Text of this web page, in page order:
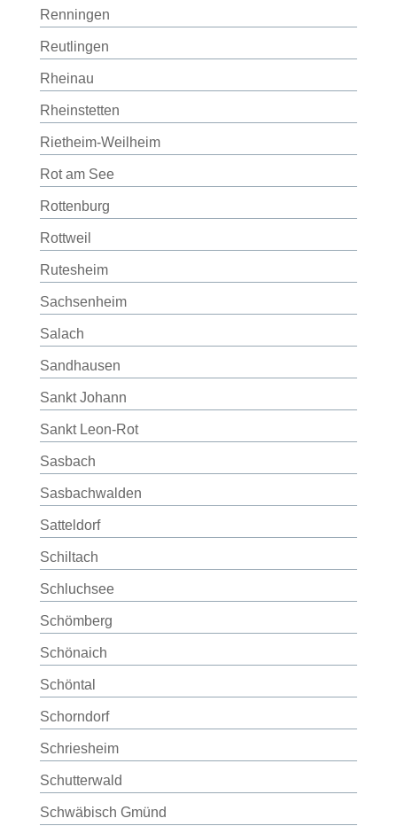
Renningen
Reutlingen
Rheinau
Rheinstetten
Rietheim-Weilheim
Rot am See
Rottenburg
Rottweil
Rutesheim
Sachsenheim
Salach
Sandhausen
Sankt Johann
Sankt Leon-Rot
Sasbach
Sasbachwalden
Satteldorf
Schiltach
Schluchsee
Schömberg
Schönaich
Schöntal
Schorndorf
Schriesheim
Schutterwald
Schwäbisch Gmünd